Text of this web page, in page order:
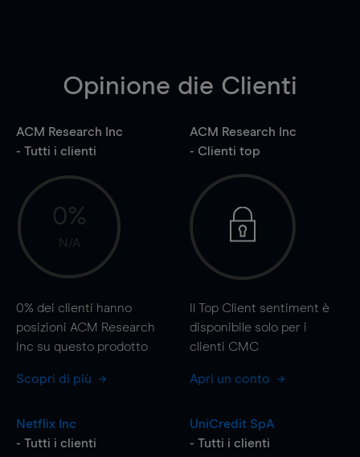
Opinione die Clienti
ACM Research Inc
- Tutti i clienti
0%
N/A
0% dei clienti hanno
posizioni ACM Research
Inc su questo prodotto
Scopri di più
ACM Research Inc
- Clienti top
Il Top Client sentiment è
disponibile solo per i
clienti CMC
Apri un conto
Netflix Inc
- Tutti i clienti
UniCredit SpA
- Tutti i clienti